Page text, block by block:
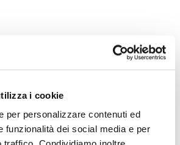
i cookie
per personalizzare contenuti ed
funzionalità dei social media e per
Libri di testo – A.F. 2026/2027
Tutti i libri di testo necessari per il prossimo